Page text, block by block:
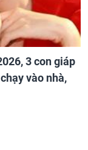
3 con giáp
vào nhà,